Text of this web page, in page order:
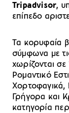
Tripadvisor,
επίπεδο
Τα κορυφαία
σύμφωνα με
χωρίζονται σε
Ρομαντικό
Χορτοφαγικά,
Γρήγορα και
κατηγορία